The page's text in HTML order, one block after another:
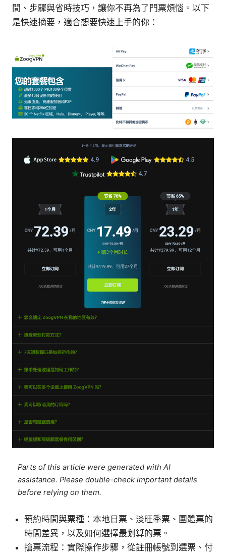
間、步驟與省時技巧，讓你不再為了門票煩惱。以下
是快速摘要，適合想要快速上手的你：
Parts of this article were generated with AI
assistance. Please double-check important details
before relying on them.
預約時間與票種：本地日票、淡旺季票、團體票的
時間差異，以及如何選擇最划算的票。
搶票流程：實際操作步驟，從註冊帳號到選票、付